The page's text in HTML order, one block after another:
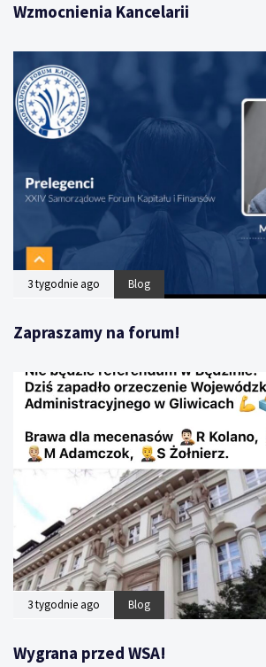
Wzmocnienia Kancelarii
3 tygodnie ago Blog
Zapraszamy na forum!
3 tygodnie ago Blog
Wygrana przed WSA!